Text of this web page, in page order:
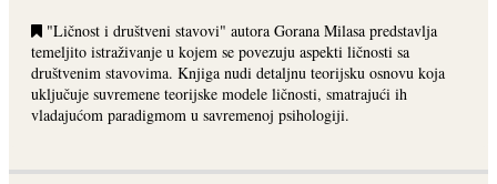
"Ličnost i društveni stavovi" autora Gorana Milasa predstavlja
temeljito istraživanje u kojem se povezuju aspekti ličnosti sa
društvenim stavovima. Knjiga nudi detaljnu teorijsku osnovu koja
uključuje suvremene teorijske modele ličnosti, smatrajući ih
vladajućom paradigmom u savremenoj psihologiji.